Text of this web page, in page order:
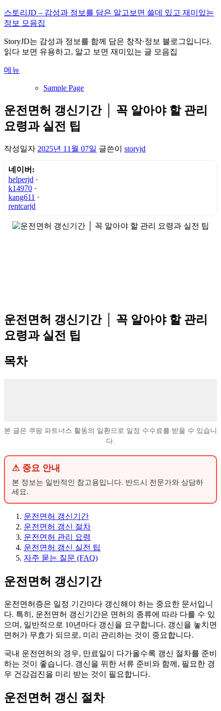
내
용
로
바
가
스토리JD – 감성과 정보를 담은 알고보면 쓸데 있고 재미있는
정보 모음집
StoryJD는 감성과 정보를 함께 담은 창작·정보 블로그입니다.
읽다 보면 유용하고, 알고 보면 재미있는 글 모음집
메뉴
Sample Page
운전면허 갱신기간 │ 꼭 알아야 할 관리
요령과 실전 팁
작성일자 2025년 11월 07일 글쓴이 storyjd
네이버:
helperjd ·
k14970 ·
kang611 ·
rentcarjd
운전면허 갱신기간 │ 꼭 알아야 할 관리
요령과 실전 팁
목차
본 글은 쿠팡 파트너스 활동의 일환으로 일정 수수료를 받을 수 있습니
다.
⚠ 중요 안내
본 정보는 일반적인 참고용입니다. 반드시 전문가와 상담하
세요.
운전면허 갱신기간
운전면허 갱신 절차
운전면허 관리 요령
운전면허 갱신 실전 팁
자주 묻는 질문 (FAQ)
운전면허 갱신기간
운전면허증은 일정 기간마다 갱신해야 하는 중요한 문서입니
다. 특히, 운전면허 갱신기간은 면허의 종류에 따라 다를 수 있
으며, 일반적으로 10년마다 갱신을 요구합니다. 갱신을 놓치면
면허가 무효가 되므로, 미리 관리하는 것이 중요합니다.
국내 운전면허의 경우, 만료일이 다가올수록 갱신 절차를 준비
하는 것이 좋습니다. 갱신을 위한 서류 준비와 함께, 필요한 경
우 건강검진을 미리 받는 것이 필요합니다.
운전면허 갱신 절차